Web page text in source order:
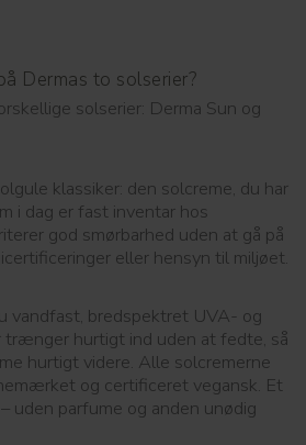
Dermas to solserier?
solserier: Derma Sun og
klassiker: den solcreme, du har
i dag er fast inventar hos
god smørbarhed uden at gå på
eller hensyn til miljøet.
vandfast, bredspektret UVA- og
hurtigt ind uden at fedte, så
hurtigt videre. Alle solcremerne
og certificeret vegansk. Et
uden parfume og anden unødig